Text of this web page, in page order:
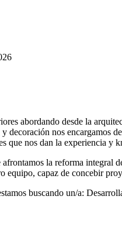
abordando desde la
nos encargamos
que nos dan la experiencia y
la reforma integral
capaz de concebir
buscando un/a: